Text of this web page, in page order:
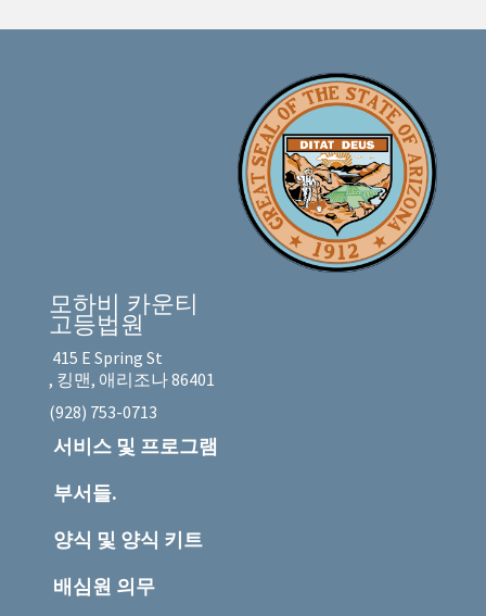
모하비 카운티
고등법원
415 E Spring St
, 킹맨, 애리조나 86401
(928) 753-0713
서비스 및 프로그램
부서들.
양식 및 양식 키트
배심원 의무